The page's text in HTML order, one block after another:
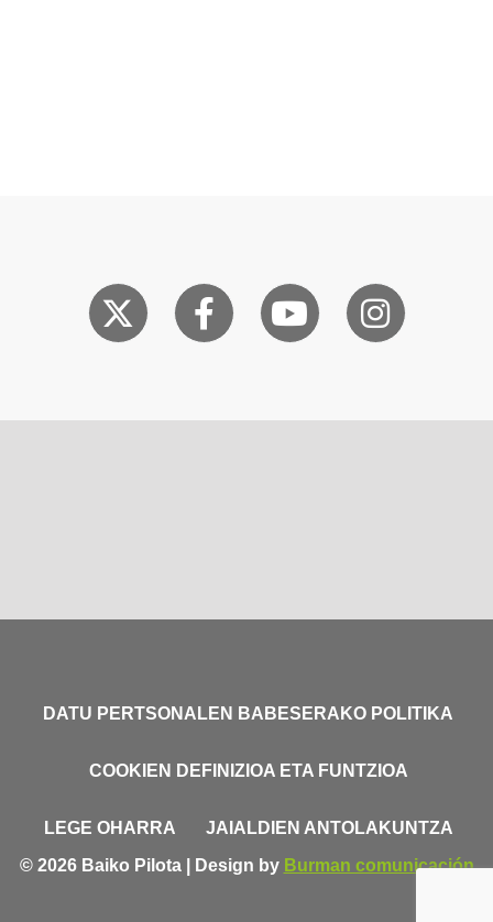
DATU PERTSONALEN BABESERAKO POLITIKA
COOKIEN DEFINIZIOA ETA FUNTZIOA
LEGE OHARRA
JAIALDIEN ANTOLAKUNTZA
© 2026 Baiko Pilota | Design by Burman comunicación